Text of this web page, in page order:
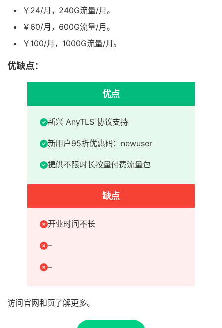
￥24/月，240G流量/月。
￥60/月，600G流量/月。
￥100/月，1000G流量/月。
优缺点：
优点
新兴 AnyTLS 协议支持
新用户95折优惠码：newuser
提供不限时长按量付费流量包
缺点
开业时间不长
–
–
访问官网和页了解更多。